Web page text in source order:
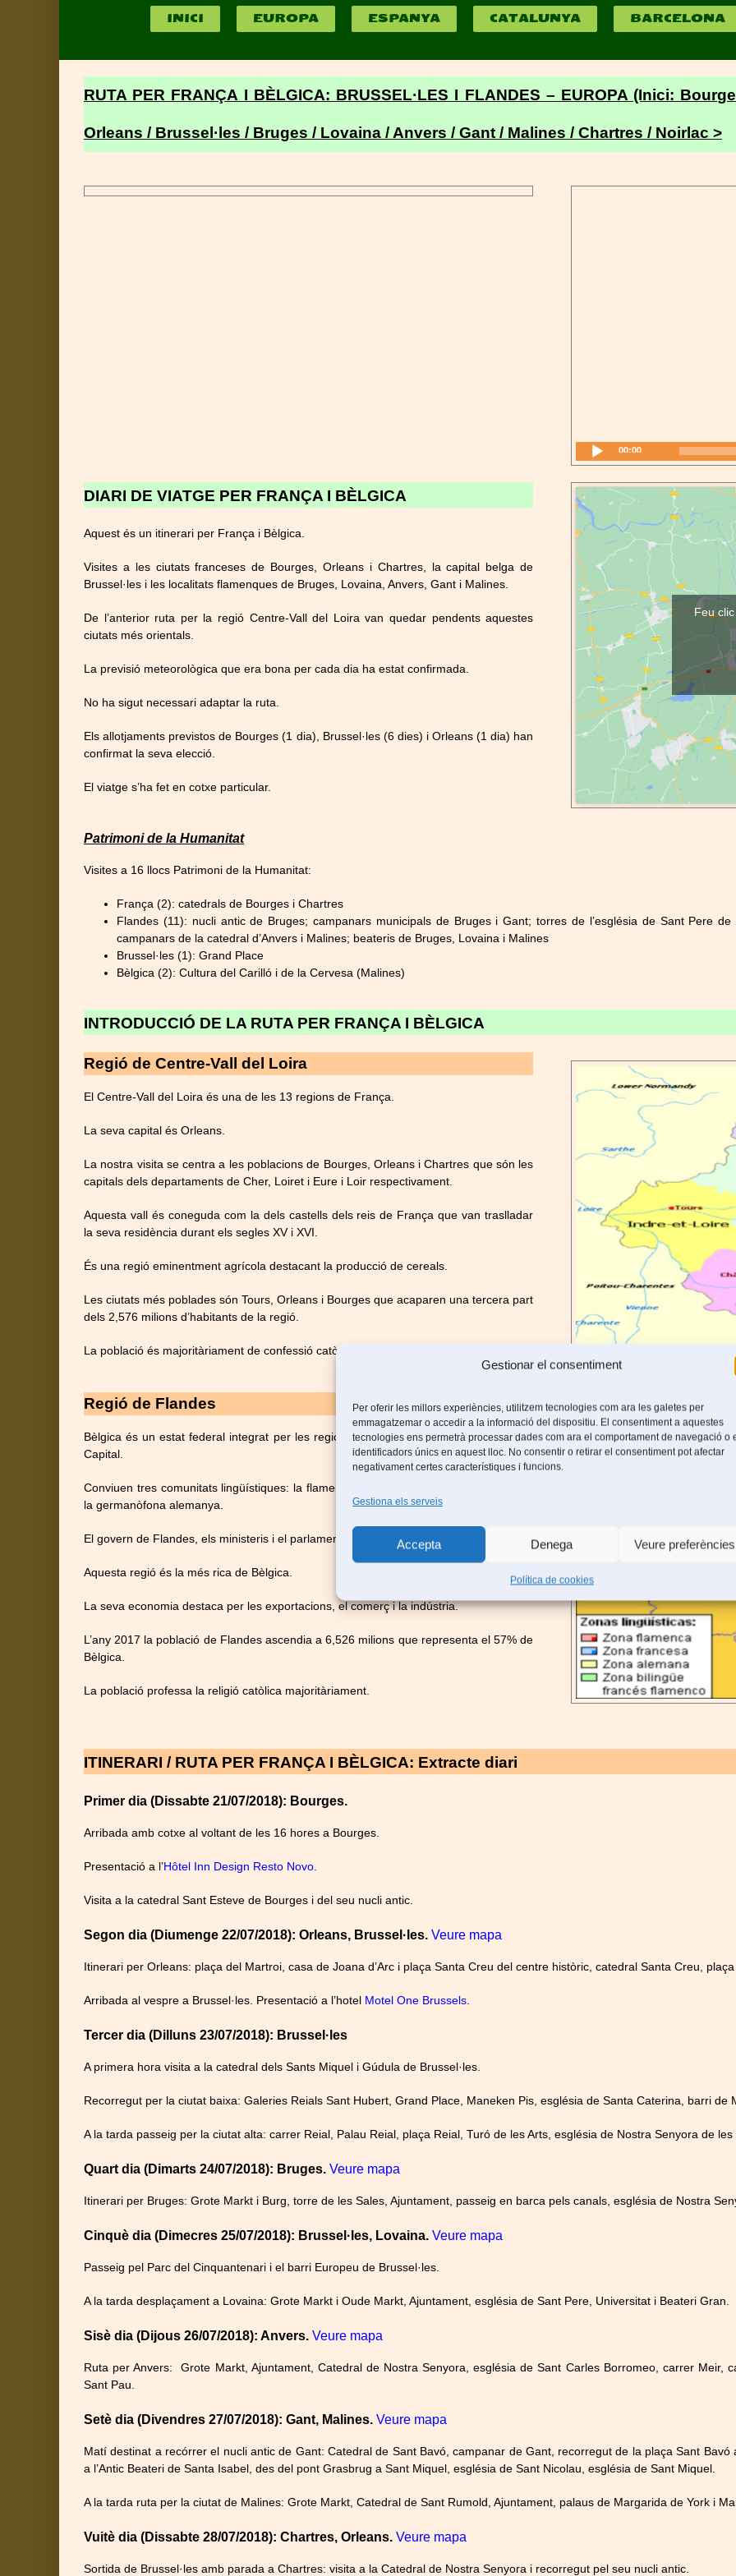
Gestionar el consentiment
Per oferir les millors experiències, utilitzem tecnologies com ara les galetes per
emmagatzemar o accedir a la informació del dispositiu. El consentiment a aquestes
tecnologies ens permetrà processar dades com ara el comportament de navegació o
identificadors únics en aquest lloc. No consentir o retirar el consentiment pot afectar
negativament certes característiques i funcions.
Gestiona els serveis
Accepta Denega Veure preferències
Política de cookies
INICI EUROPA ESPANYA CATALUNYA BARCELONA
RUTA PER FRANÇA I BÈLGICA: BRUSSEL·LES I FLANDES – EUROPA (Inici:
Orleans / Brussel·les / Bruges / Lovaina / Anvers / Gant / Malines / Chartres / Noirlac >
00:00
DIARI DE VIATGE PER FRANÇA I BÈLGICA
Aquest és un itinerari per França i Bèlgica.
Visites a les ciutats franceses de Bourges, Orleans i Chartres, la capital belga de
Brussel·les i les localitats flamenques de Bruges, Lovaina, Anvers, Gant i Malines.
De l’anterior ruta per la regió Centre-Vall del Loira van quedar pendents aquestes
ciutats més orientals.
La previsió meteorològica que era bona per cada dia ha estat confirmada.
No ha sigut necessari adaptar la ruta.
Els allotjaments previstos de Bourges (1 dia), Brussel·les (6 dies) i Orleans (1 dia) han
confirmat la seva elecció.
El viatge s’ha fet en cotxe particular.
Feu
Patrimoni de la Humanitat
Visites a 16 llocs Patrimoni de la Humanitat:
França (2): catedrals de Bourges i Chartres
Flandes (11): nucli antic de Bruges; campanars municipals de Bruges i Gant; torres de l’església de Sant Pere
campanars de la catedral d’Anvers i Malines; beateris de Bruges, Lovaina i Malines
Brussel·les (1): Grand Place
Bèlgica (2): Cultura del Carilló i de la Cervesa (Malines)
INTRODUCCIÓ DE LA RUTA PER FRANÇA I BÈLGICA
Regió de Centre-Vall del Loira
El Centre-Vall del Loira és una de les 13 regions de França.
La seva capital és Orleans.
La nostra visita se centra a les poblacions de Bourges, Orleans i Chartres que són les
capitals dels departaments de Cher, Loiret i Eure i Loir respectivament.
Aquesta vall és coneguda com la dels castells dels reis de França que van traslladar
la seva residència durant els segles XV i XVI.
És una regió eminentment agrícola destacant la producció de cereals.
Les ciutats més poblades són Tours, Orleans i Bourges que acaparen una tercera part
dels 2,576 milions d’habitants de la regió.
La població és majoritàriament de confessió catòlica.
Regió de Flandes
Bèlgica és un estat federal integrat per les regions de Flandes, Valònia i Brussel·les-
Capital.
Conviuen tres comunitats lingüístiques: la flamenca neerlandesa, la valona francesa i
la germanòfona alemanya.
El govern de Flandes, els ministeris i el parlament flamenc tenen la seu a Brussel·les.
Aquesta regió és la més rica de Bèlgica.
La seva economia destaca per les exportacions, el comerç i la indústria.
L’any 2017 la població de Flandes ascendia a 6,526 milions que representa el 57% de
Bèlgica.
La població professa la religió catòlica majoritàriament.
ITINERARI / RUTA PER FRANÇA I BÈLGICA: Extracte diari
Primer dia (Dissabte 21/07/2018): Bourges.
Arribada amb cotxe al voltant de les 16 hores a Bourges.
Presentació a l’Hôtel Inn Design Resto Novo.
Visita a la catedral Sant Esteve de Bourges i del seu nucli antic.
Segon dia (Diumenge 22/07/2018): Orleans, Brussel·les. Veure mapa
Itinerari per Orleans: plaça del Martroi, casa de Joana d’Arc i plaça Santa Creu del centre històric, catedral Santa Creu,
Arribada al vespre a Brussel·les. Presentació a l’hotel Motel One Brussels
Tercer dia (Dilluns 23/07/2018): Brussel·les
A primera hora visita a la catedral dels Sants Miquel i Gúdula de Brussel·les.
Recorregut per la ciutat baixa: Galeries Reials Sant Hubert, Grand Place, Maneken Pis, església de Santa Caterina, barri de
A la tarda passeig per la ciutat alta: carrer Reial, Palau Reial, plaça Reial, Turó de les Arts, església de Nostra Senyora de
Quart dia (Dimarts 24/07/2018): Bruges. Veure mapa
Itinerari per Bruges: Grote Markt i Burg, torre de les Sales, Ajuntament, passeig en barca pels canals, església de Nostra
Cinquè dia (Dimecres 25/07/2018): Brussel·les, Lovaina. Veure mapa
Passeig pel Parc del Cinquantenari i el barri Europeu de Brussel·les.
A la tarda desplaçament a Lovaina: Grote Markt i Oude Markt, Ajuntament, església de Sant Pere, Universitat i Beateri Gran.
Sisè dia (Dijous 26/07/2018): Anvers. Veure mapa
Ruta per Anvers: Grote Markt, Ajuntament, Catedral de Nostra Senyora, església de Sant Carles Borromeo, carrer Meir,
Sant Pau.
Setè dia (Divendres 27/07/2018): Gant, Malines. Veure mapa
Matí destinat a recórrer el nucli antic de Gant: Catedral de Sant Bavó, campanar de Gant, recorregut de la plaça Sant
a l’Antic Beateri de Santa Isabel, des del pont Grasbrug a Sant Miquel, església de Sant Nicolau, església de Sant Miquel.
A la tarda ruta per la ciutat de Malines: Grote Markt, Catedral de Sant Rumold, Ajuntament, palaus de Margarida de York i
Vuitè dia (Dissabte 28/07/2018): Chartres, Orleans. Veure mapa
Sortida de Brussel·les amb parada a Chartres: visita a la Catedral de Nostra Senyora i recorregut pel seu nucli antic.